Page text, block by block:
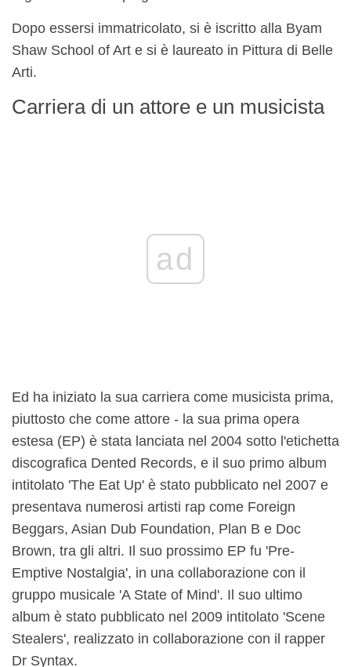
Dopo essersi immatricolato, si è iscritto alla Byam
Shaw School of Art e si è laureato in Pittura di Belle
Arti.
Carriera di un attore e un musicista
ad
Ed ha iniziato la sua carriera come musicista prima,
piuttosto che come attore - la sua prima opera
estesa (EP) è stata lanciata nel 2004 sotto l'etichetta
discografica Dented Records, e il suo primo album
intitolato 'The Eat Up' è stato pubblicato nel 2007 e
presentava numerosi artisti rap come Foreign
Beggars, Asian Dub Foundation, Plan B e Doc
Brown, tra gli altri. Il suo prossimo EP fu 'Pre-
Emptive Nostalgia', in una collaborazione con il
gruppo musicale 'A State of Mind'. Il suo ultimo
album è stato pubblicato nel 2009 intitolato 'Scene
Stealers', realizzato in collaborazione con il rapper
Dr Syntax.